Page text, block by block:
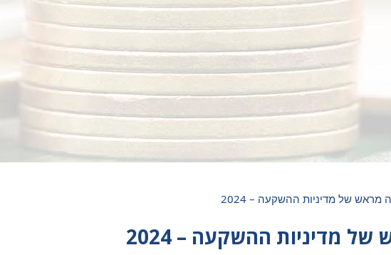
מראש של מדיניות ההשקעה – 2024
מדיניות ההשקעה – 2024